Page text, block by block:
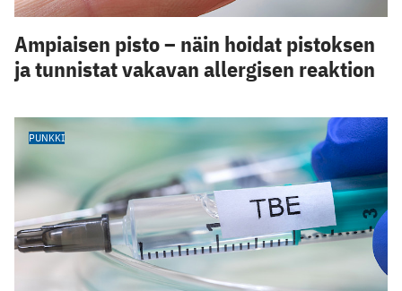
Ampiaisen pisto – näin hoidat pistoksen
ja tunnistat vakavan allergisen reaktion
PUNKKI